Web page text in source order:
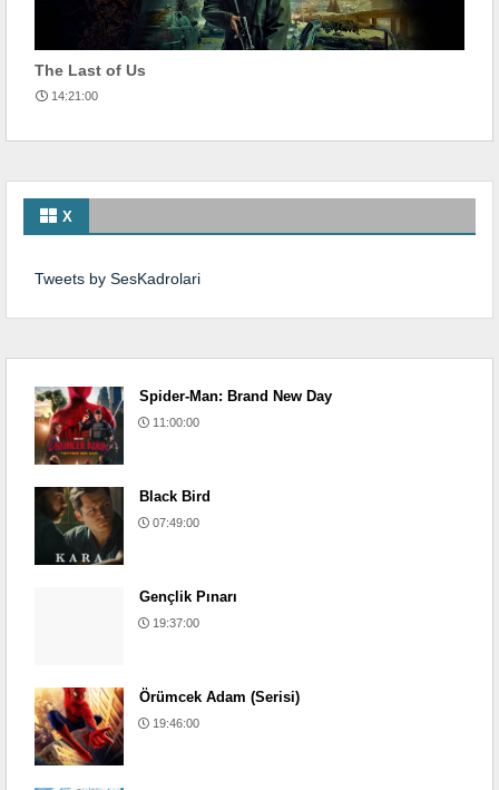
The Last of Us
14:21:00
X
Tweets by SesKadrolari
Spider-Man: Brand New Day
11:00:00
Black Bird
07:49:00
Gençlik Pınarı
19:37:00
Örümcek Adam (Serisi)
19:46:00